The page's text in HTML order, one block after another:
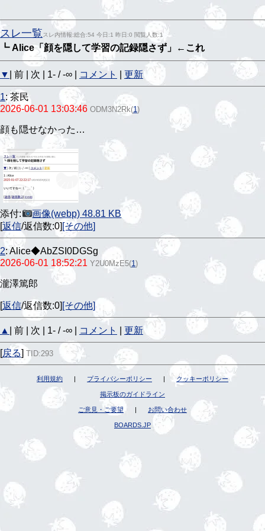
スレ一覧 スレ内情報:総合:54 今日:1 昨日:0 閲覧人数:1
┗ Alice「顔を隠して学習の記録隠さず」←これ
▼ | 前 | 次 | 1- / -∞ | コメント 更新
1:茶民
2026-06-01 13:03:46 ODM3N2Rk(1)
顔も隠せなかった…
添付:
画像(webp) 48.81 KB
[返信/返信数:0] [その他]
2: Alice◆AbZSI0DGSg
2026-06-01 18:52:21 Y2U0MzE5(1)
瀧澤篤郎
[返信/返信数:0] [その他]
▲ | 前 | 次 | 1- / -∞ | コメント 更新
[戻る] TID:293
利用規約 | プライバシーポリシー | クッキーポリシー
掲示板のガイドライン
ご意見・ご要望 お問い合わせ
BOARDS.JP